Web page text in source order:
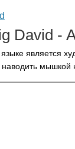
David -
является
мышкой